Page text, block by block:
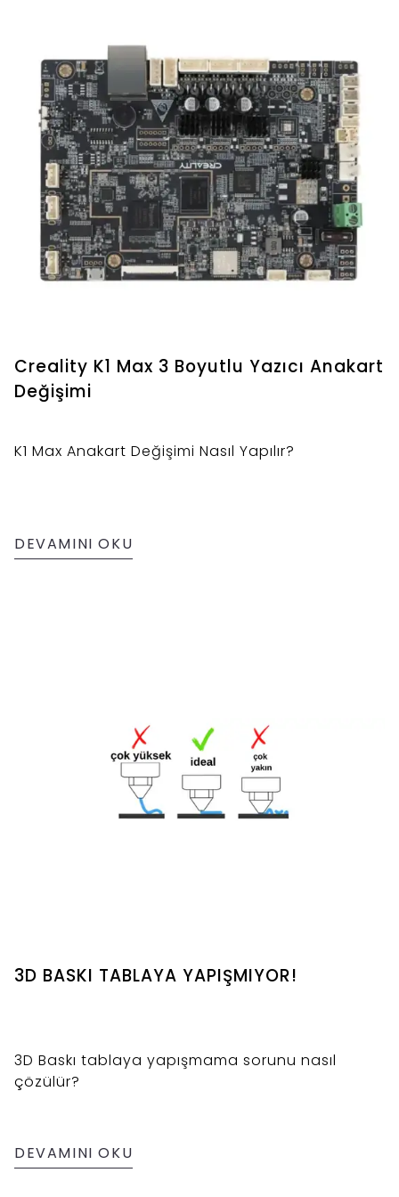
Creality K1 Max 3 Boyutlu Yazıcı Anakart
Değişimi
K1 Max Anakart Değişimi Nasıl Yapılır?
DEVAMINI OKU
3D BASKI TABLAYA YAPIŞMIYOR!
3D Baskı tablaya yapışmama sorunu nasıl
çözülür?
DEVAMINI OKU